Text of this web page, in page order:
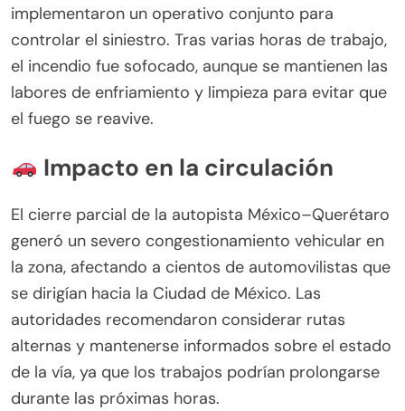
implementaron un operativo conjunto para
controlar el siniestro. Tras varias horas de trabajo,
el incendio fue sofocado, aunque se mantienen las
labores de enfriamiento y limpieza para evitar que
el fuego se reavive.
Impacto en la circulación
El cierre parcial de la autopista México–Querétaro
generó un severo congestionamiento vehicular en
la zona, afectando a cientos de automovilistas que
se dirigían hacia la Ciudad de México. Las
autoridades recomendaron considerar rutas
alternas y mantenerse informados sobre el estado
de la vía, ya que los trabajos podrían prolongarse
durante las próximas horas.